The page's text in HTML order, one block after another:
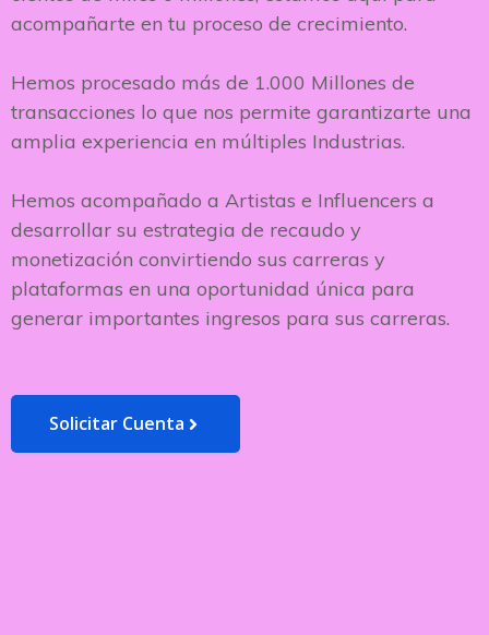
acompañarte en tu proceso de crecimiento.
Hemos procesado más de 1.000 Millones de
transacciones lo que nos permite garantizarte una
amplia experiencia en múltiples Industrias.
Hemos acompañado a Artistas e Influencers a
desarrollar su estrategia de recaudo y
monetización convirtiendo sus carreras y
plataformas en una oportunidad única para
generar importantes ingresos para sus carreras.
Solicitar Cuenta